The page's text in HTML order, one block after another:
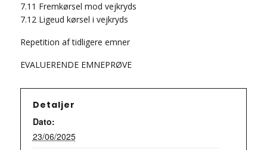
7.11 Fremkørsel mod vejkryds
7.12 Ligeud kørsel i vejkryds
Repetition af tidligere emner
EVALUERENDE EMNEPRØVE
Detaljer
Dato:
23/06/2025